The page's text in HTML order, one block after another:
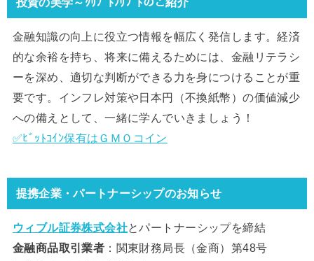
金融知識の向上に役立つ情報を幅広く発信します。経済
的な余裕を持ち、将来に備えるためには、金融リテラシ
ーを深め、適切な判断ができる力を身につけることが重
要です。インフレ対策や日本円（不換紙幣）の価値減少
への備えとして、一緒に学んでいきましょう！
✅ﾋﾞｯﾄｺｲﾝ保有はＧＭＯコイン
提携企業・パートナーシップのお知らせ
ウィブル証券株式会社とパートナーシップを締結
金融商品取引業者 ：関東財務局長（金商）第48号